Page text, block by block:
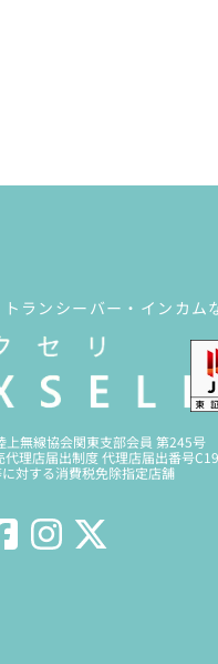
ランシーバー・インカム
上無線協会関東支部会員 第245号
代理店届出制度 代理店届出番号
対する消費税免除指定店舗